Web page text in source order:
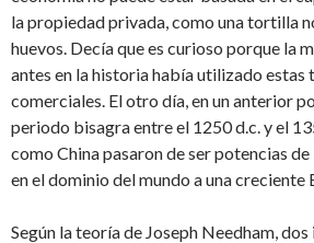
la propiedad privada, como una tortilla
huevos. Decía que es curioso porque la
antes en la historia había utilizado
comerciales. El otro día, en un anterior
periodo bisagra entre el 1250 d.c. y el
como China pasaron de ser potencias
en el dominio del mundo a una creciente
Según la teoría de Joseph Needham,